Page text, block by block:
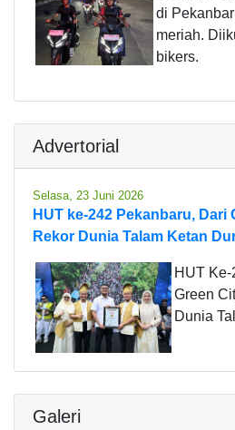
di
meriah.
bikers.
Advertorial
Selasa, 23 Juni 2026
HUT ke-242 Pekanbaru, Dari
Rekor Dunia Talam Ketan
HUT
Green
Dunia
Galeri